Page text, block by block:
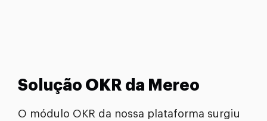
Solução OKR da Mereo
O módulo OKR da nossa plataforma surgiu